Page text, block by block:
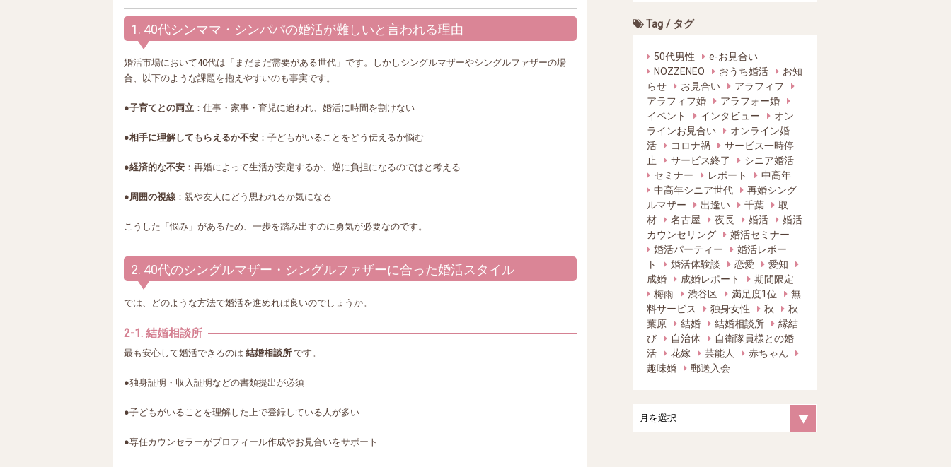
1. 40代シンママ・シンパパの婚活が難しいと言われる理由
婚活市場において40代は「まだまだ需要がある世代」です。しかしシングルマザーやシングルファザーの場
合、以下のような課題を抱えやすいのも事実です。
●子育てとの両立 ：仕事・家事・育児に追われ、婚活に時間を割けない
●相手に理解してもらえるか不安 ：子どもがいることをどう伝えるか悩む
●経済的な不安 ：再婚によって生活が安定するか、逆に負担になるのではと考える
●周囲の視線 ：親や友人にどう思われるか気になる
こうした「悩み」があるため、一歩を踏み出すのに勇気が必要なのです。
2. 40代のシングルマザー・シングルファザーに合った婚活スタイル
では、どのような方法で婚活を進めれば良いのでしょうか。
2-1. 結婚相談所
最も安心して婚活できるのは 結婚相談所 です。
●独身証明・収入証明などの書類提出が必須
●子どもがいることを理解した上で登録している人が多い
●専任カウンセラーがプロフィール作成やお見合いをサポート
Tag / タグ
50代男性
e-お見合い
NOZZENEO
おうち婚活
お知
らせ
お見合い
アラフィフ
アラフィフ婚
アラフォー婚
イベント
インタビュー
オン
ラインお見合い
オンライン婚
活
コロナ禍
サービス一時停
止
サービス終了
シニア婚活
セミナー
レポート
中高年
中高年シニア世代
再婚シング
ルマザー
出逢い 千葉
取
材
名古屋 夜長 婚活
婚活
カウンセリング
婚活セミナー
婚活パーティー
婚活レポー
ト
婚活体験談 恋愛
愛知
成婚
成婚レポート
期間限定
梅雨
渋谷区 満足度1位
無
料サービス
独身女性 秋
秋
葉原
結婚 結婚相談所
縁結
び
自治体
自衛隊員様との婚
活
花嫁 芸能人
赤ちゃん
趣味婚
郵送入会